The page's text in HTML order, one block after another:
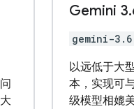
Gemini 3.
gemini-
以远低于大
本，实现可
级模型相媲